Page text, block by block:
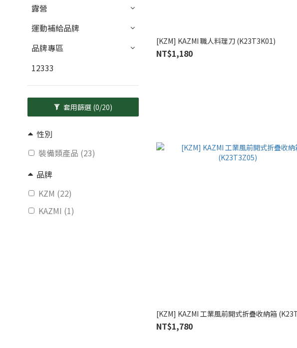
露營
運動補給品牌
品牌專區
12333
套用篩選 (0/20)
性別
裝備類產品 (23)
品牌
KZM (22)
KAZMI (1)
[KZM] KAZMI 職人料理刀 (K23T3K01)
NT$1,180
[KZM] KAZMI 工業風前開式折疊收納箱
NT$1,780